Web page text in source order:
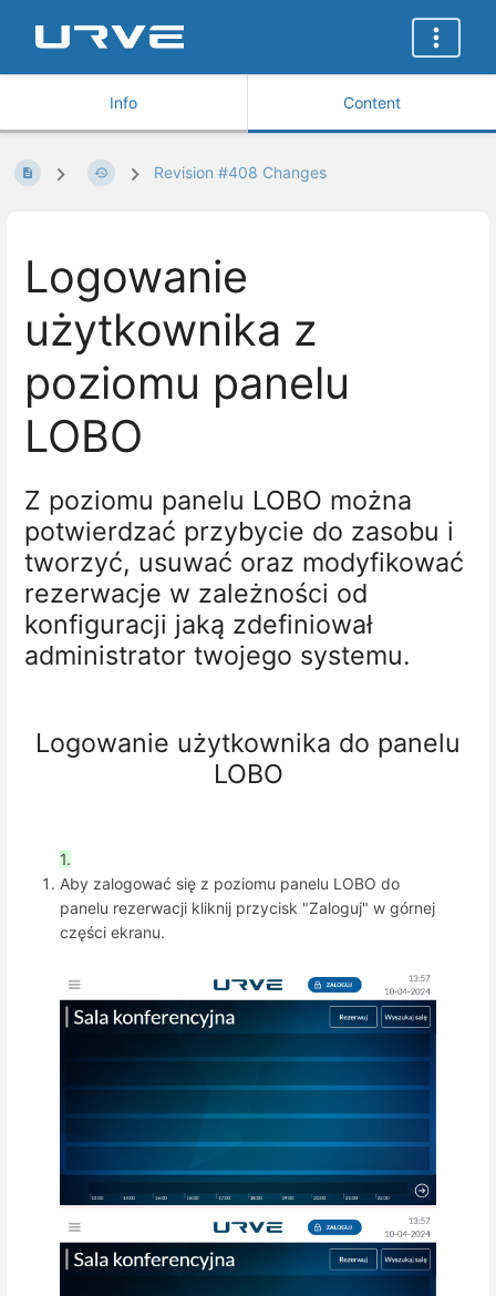
Info Content
Revision #408 Changes
Logowanie
użytkownika z
poziomu panelu
LOBO
Z poziomu panelu LOBO można
potwierdzać przybycie do zasobu i
tworzyć, usuwać oraz modyfikować
rezerwacje w zależności od
konfiguracji jaką zdefiniował
administrator twojego systemu.
Logowanie użytkownika do panelu
LOBO
1.
Aby zalogować się z poziomu panelu LOBO do
panelu rezerwacji kliknij przycisk "Zaloguj" w górnej
części ekranu.